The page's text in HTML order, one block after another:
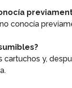
conocía
y,